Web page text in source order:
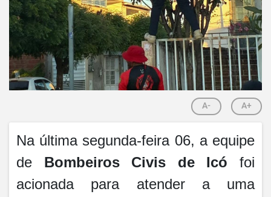
A- A+
Na última segunda-feira 06, a equipe
de Bombeiros Civis de Icó foi
acionada para atender a uma